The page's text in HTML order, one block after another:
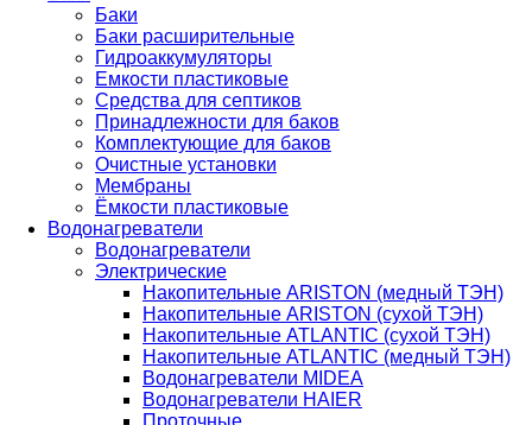
Баки
Баки расширительные
Гидроаккумуляторы
Емкости пластиковые
Средства для септиков
Принадлежности для баков
Комплектующие для баков
Очистные установки
Мембраны
Ёмкости пластиковые
Водонагреватели
Водонагреватели
Электрические
Накопительные ARISTON (медный ТЭН)
Накопительные ARISTON (сухой ТЭН)
Накопительные ATLANTIC (сухой ТЭН)
Накопительные ATLANTIC (медный ТЭН)
Водонагреватели MIDEA
Водонагреватели HAIER